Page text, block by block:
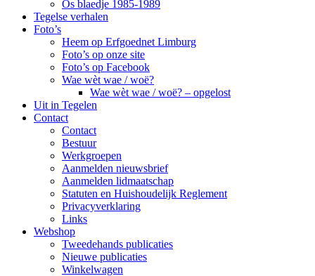
Ôs blaedje 1985-1989
Tegelse verhalen
Foto’s
Heem op Erfgoednet Limburg
Foto’s op onze site
Foto’s op Facebook
Wae wèt wae / woë?
Wae wèt wae / woë? – opgelost
Uit in Tegelen
Contact
Contact
Bestuur
Werkgroepen
Aanmelden nieuwsbrief
Aanmelden lidmaatschap
Statuten en Huishoudelijk Reglement
Privacyverklaring
Links
Webshop
Tweedehands publicaties
Nieuwe publicaties
Winkelwagen